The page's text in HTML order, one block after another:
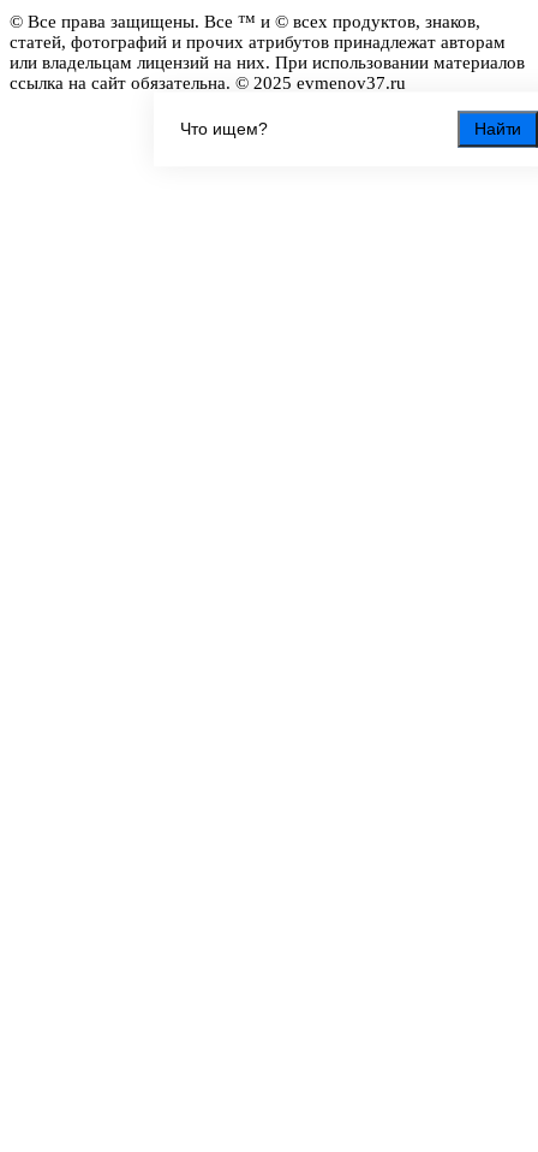
Найти
© Все права защищены. Все ™ и © всех продуктов, знаков,
статей, фотографий и прочих атрибутов принадлежат авторам
или владельцам лицензий на них. При использовании материалов
ссылка на сайт обязательна. © 2025 evmenov37.ru